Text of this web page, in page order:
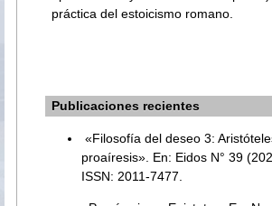
práctica del estoicismo romano.
Publicaciones recientes
«Filosofía del deseo 3:
proaíresis». En: Eidos N° 39
ISSN: 2011-7477.